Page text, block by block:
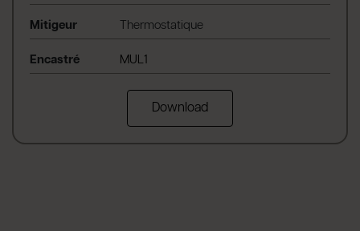
Mitigeur Thermostatique
Encastré MUL1
Download